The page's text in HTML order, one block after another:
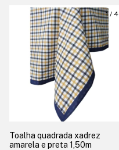
1/ 4
Toalha quadrada xadrez
amarela e preta 1,50m